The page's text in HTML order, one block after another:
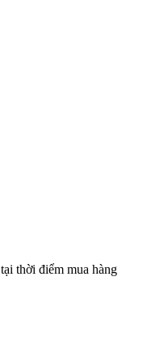
thời điểm mua hàng